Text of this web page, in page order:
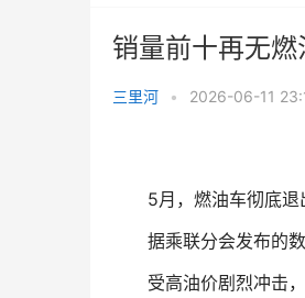
销量前十再无燃
三里河 • 2026-06-11
5月，燃油车彻底退出
据乘联分会发布的数
受高油价剧烈冲击，